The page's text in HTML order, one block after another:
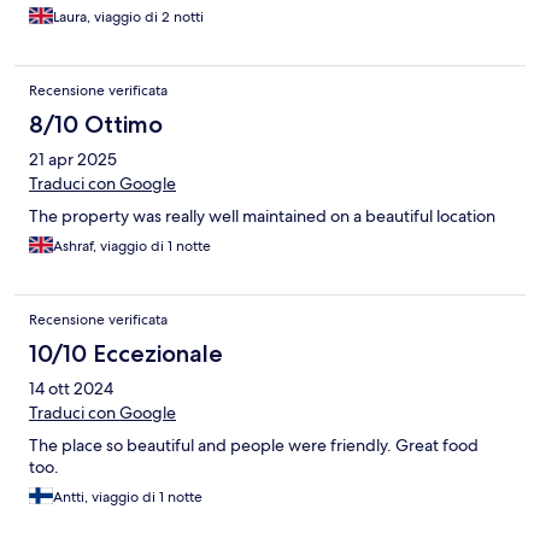
Laura, viaggio di 2 notti
Recensione verificata
8/10 Ottimo
21 apr 2025
Traduci con Google
The property was really well maintained on a beautiful location
Ashraf, viaggio di 1 notte
Recensione verificata
10/10 Eccezionale
14 ott 2024
Traduci con Google
The place so beautiful and people were friendly. Great food
too.
Antti, viaggio di 1 notte